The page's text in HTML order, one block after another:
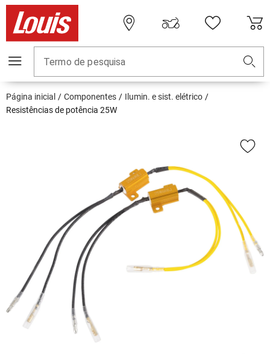
Termo de pesquisa
Página inicial Componentes
Ilumin. e sist. elétrico
Resistências de potência 25W